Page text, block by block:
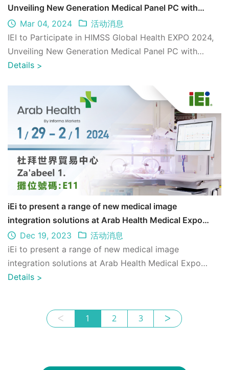
Unveiling New Generation Medical Panel PC with
Advanced Data Integration Features
Mar 04, 2024
活动消息
IEI to Participate in HIMSS Global Health EXPO 2024,
Unveiling New Generation Medical Panel PC with
Advanced Data Integration Features ...
Details >
iEi to present a range of new medical image
integration solutions at Arab Health Medical Expo
2024Dec 19, 2023
活动消息
iEi to present a range of new medical image
integration solutions at Arab Health Medical Expo
2024
Details >
ᐸ 1 2 3 ᐳ